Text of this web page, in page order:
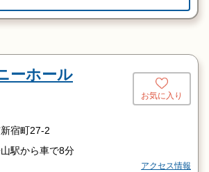
ーホール
お気に入り
宿町27-2
駅から車で8分
アクセス情報